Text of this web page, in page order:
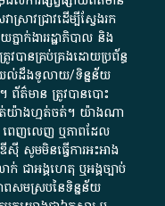
រាវជ្រាវ​ដើម្បី​ស្វែងរក
ាក់ងារ​រដ្ឋាភិបាល​ និង
វ​បាន​គ្រប់គ្រង​ដោយ​ប្រព័ន្ធ​
យល់​ដឹង​ទូលាយ​/​ទិន្នន័យ​
មាន​ ត្រូវ​បាន​បោះ
ាត់​យ៉ាង​ហ្មត់ចត់​។​ យ៉ាងណា​
ពេញលេញ​ ឬ​ភាព​ដែល​
ស៊ី​ សូម​មិន​ធ្វើការ​អះអាង​
ក់​ ជា​អង្គហេតុ​ ឬ​អង្គច្បាប់​
ព​សម​ស្រប​នៃ​ទិន្នន័យ​